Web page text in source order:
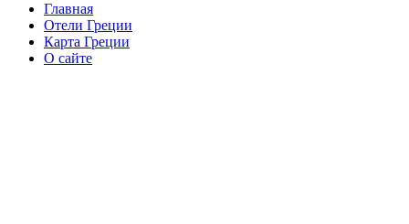
Главная
Отели Греции
Карта Греции
О сайте